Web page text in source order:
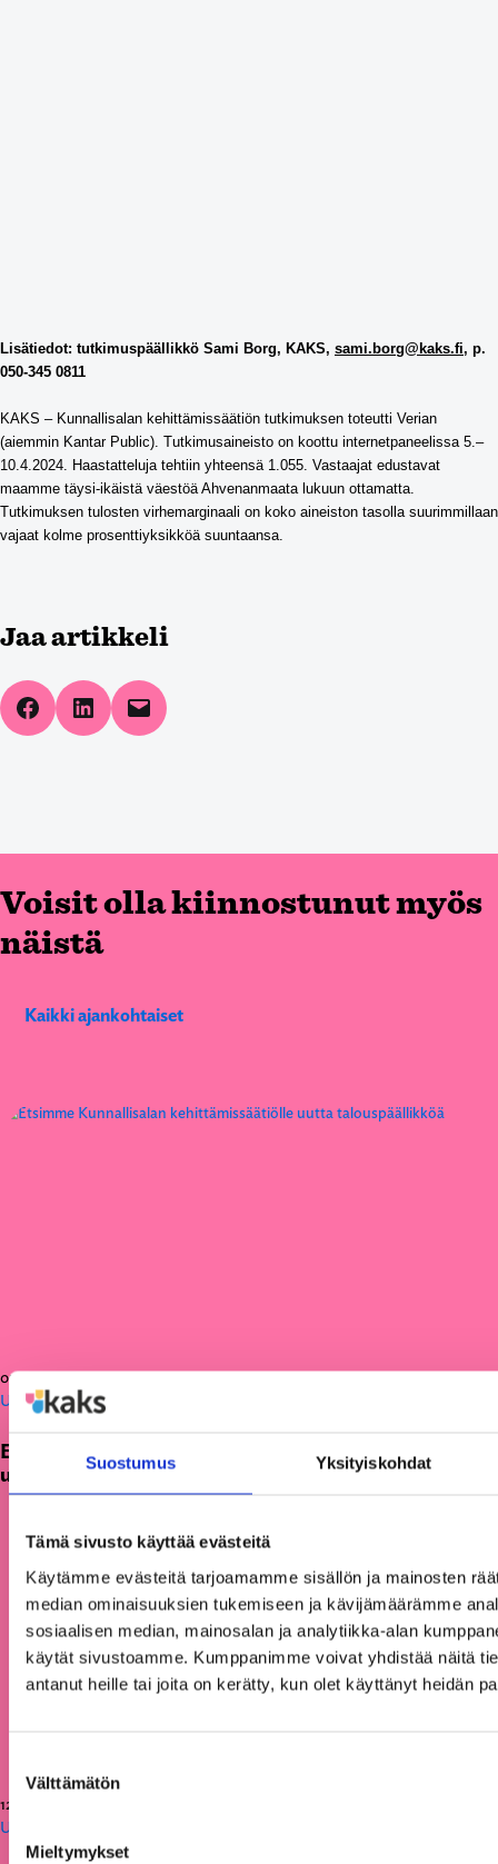
Suostumus Yksityiskohdat
Tämä sivusto käyttää evästeitä
Käytämme evästeitä tarjoamamme sisällön ja mainosten
median ominaisuuksien tukemiseen ja kävijämäärämme
sosiaalisen median, mainosalan ja analytiikka-alan
käytät sivustoamme. Kumppanimme voivat yhdistää näitä
antanut heille tai joita on kerätty, kun olet käyttänyt heidän
valinta
Välttämätön
Mieltymykset
Lisätiedot: tutkimuspäällikkö Sami Borg, KAKS, sami.borg@kaks.fi, p.
050-345 0811
KAKS – Kunnallisalan kehittämissäätiön tutkimuksen toteutti Verian
(aiemmin Kantar Public). Tutkimusaineisto on koottu internetpaneelissa 5.–
10.4.2024. Haastatteluja tehtiin yhteensä 1.055. Vastaajat edustavat
maamme täysi-ikäistä väestöä Ahvenanmaata lukuun ottamatta.
Tutkimuksen tulosten virhemarginaali on koko aineiston tasolla suurimmillaan
vajaat kolme prosenttiyksikköä suuntaansa.
Jaa artikkeli
Share on Facebook
Share on LinkedIn
Email this Page
Voisit olla kiinnostunut myös
näistä
Kaikki ajankohtaiset
05.08.2026
Uutiset
Etsimme Kunnallisalan kehittämissäätiölle
uutta talouspäällikköä
12.06.2026
Uutiset